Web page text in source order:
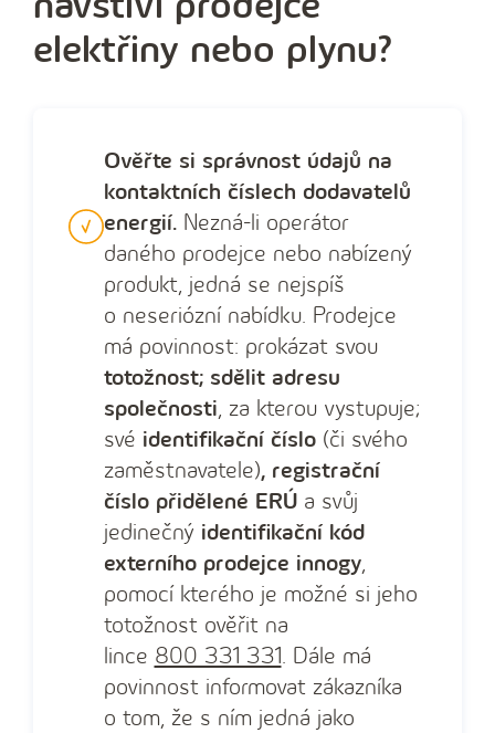
elektřiny nebo plynu?
Ověřte si správnost údajů na
kontaktních číslech dodavatelů
energií.Nezná-li operátor
daného prodejce nebo nabízený
produkt, jedná se nejspíš
o ‍neseriózní nabídku. Prodejce
má povinnost: prokázat svou
totožnost; sdělit adresu
společnosti, za kterou vystupuje;
své identifikační číslo (či svého
zaměstnavatele), registrační
číslo přidělené ERÚa svůj
jedinečný identifikační kód
externího prodejce ‍innogy,
pomocí kterého je možné si jeho
totožnost ověřit na
lince 800 ‍331 ‍331. Dále má
povinnost informovat zákazníka
o ‍tom, že s ‍ním jedná jako